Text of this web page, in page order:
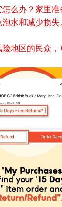
怎么办？家里
水和减少损失
险地区的民众，